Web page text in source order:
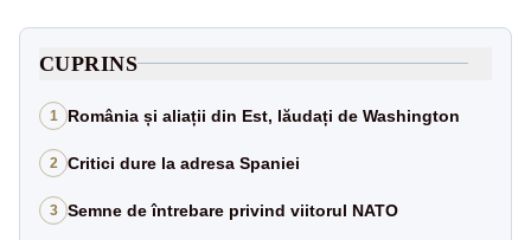
CUPRINS
1 România și aliații din Est, lăudați de Washington
2 Critici dure la adresa Spaniei
3 Semne de întrebare privind viitorul NATO